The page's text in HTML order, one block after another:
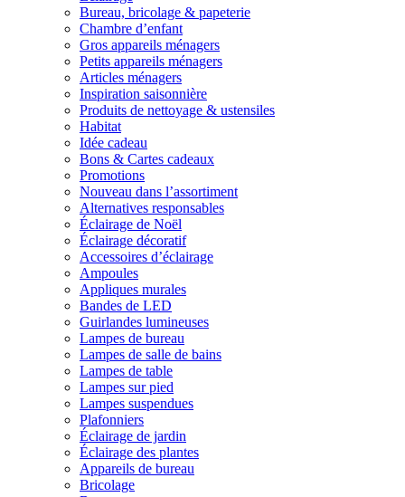
Bureau, bricolage & papeterie
Chambre d’enfant
Gros appareils ménagers
Petits appareils ménagers
Articles ménagers
Inspiration saisonnière
Produits de nettoyage & ustensiles
Habitat
Idée cadeau
Bons & Cartes cadeaux
Promotions
Nouveau dans l’assortiment
Alternatives responsables
Éclairage de Noël
Éclairage décoratif
Accessoires d’éclairage
Ampoules
Appliques murales
Bandes de LED
Guirlandes lumineuses
Lampes de bureau
Lampes de salle de bains
Lampes de table
Lampes sur pied
Lampes suspendues
Plafonniers
Éclairage de jardin
Éclairage des plantes
Appareils de bureau
Bricolage